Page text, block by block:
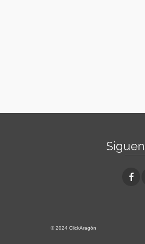
© 2024 ClickAragón